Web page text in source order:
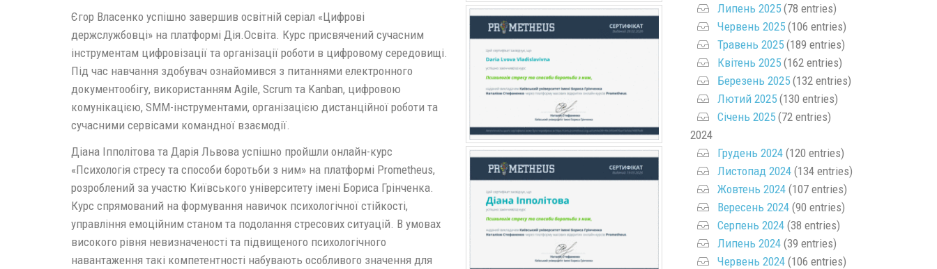
Єгор Власенко успішно завершив освітній серіал «Цифрові
держслужбовці» на платформі Дія.Освіта. Курс присвячений сучасним
інструментам цифровізації та організації роботи в цифровому середовищі.
Під час навчання здобувач ознайомився з питаннями електронного
документообігу, використанням Agile, Scrum та Kanban, цифровою
комунікацією, SMM-інструментами, організацією дистанційної роботи та
сучасними сервісами командної взаємодії.
Діана Іпполітова та Дарія Львова успішно пройшли онлайн-курс
«Психологія стресу та способи боротьби з ним» на платформі Prometheus,
розроблений за участю Київського університету імені Бориса Грінченка.
Курс спрямований на формування навичок психологічної стійкості,
управління емоційним станом та подолання стресових ситуацій. В умовах
високого рівня невизначеності та підвищеного психологічного
навантаження такі компетентності набувають особливого значення для
Липень 2025(78 entries)
Червень 2025(106 entries)
Травень 2025(189 entries)
Квітень 2025(162 entries)
Березень 2025(132 entries)
Лютий 2025(130 entries)
Січень 2025(72 entries)
2024
Грудень 2024(120 entries)
Листопад 2024(134 entries)
Жовтень 2024(107 entries)
Вересень 2024(90 entries)
Серпень 2024(38 entries)
Липень 2024(39 entries)
Червень 2024(106 entries)